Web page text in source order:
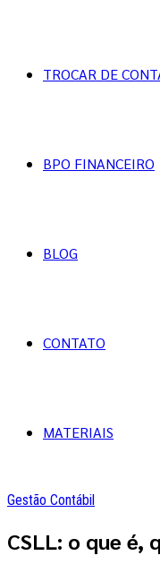
TROCAR DE
BPO FINANCEIRO
BLOG
CONTATO
MATERIAIS
Gestão Contábil
CSLL: o que é,